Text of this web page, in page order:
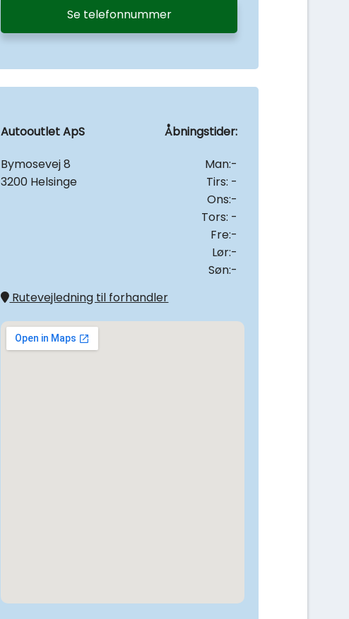
Se telefonnummer
Autooutlet ApS
Bymosevej 8
3200 Helsinge
Åbningstider:
Man:-
Tirs: -
Ons:-
Tors: -
Fre:-
Lør:-
Søn:-
Rutevejledning til forhandler